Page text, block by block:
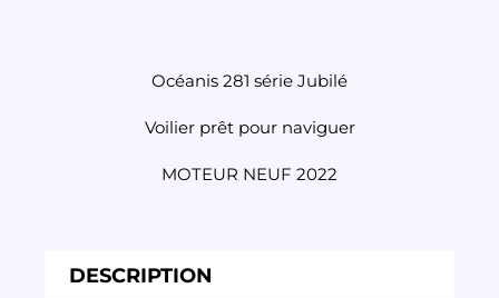
Océanis 281 série Jubilé
Voilier prêt pour naviguer
MOTEUR NEUF 2022
DESCRIPTION